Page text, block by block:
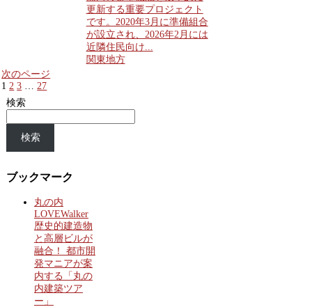
更新する重要プロジェクト
です。2020年3月に準備組合
が設立され、2026年2月には
近隣住民向け...
関東地方
次のページ
1 2 3
27
検索
検索
ブックマーク
丸の内
LOVEWalker
歴史的建造物
と高層ビルが
融合！ 都市開
発マニアが案
内する「丸の
内建築ツア
ー」